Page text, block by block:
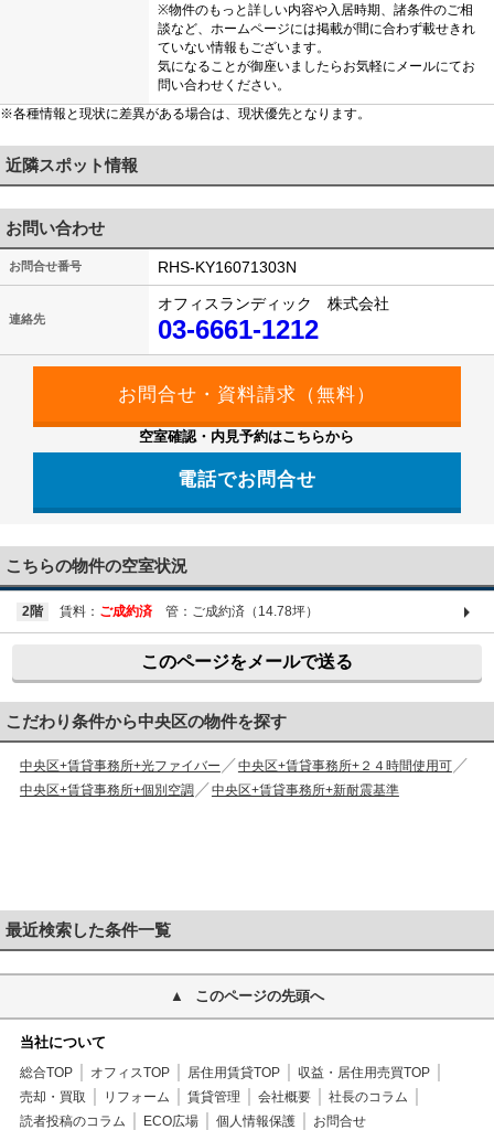
※物件のもっと詳しい内容や入居時期、諸条件のご相
談など、ホームページには掲載が間に合わず載せきれ
ていない情報もございます。
気になることが御座いましたらお気軽にメールにてお
問い合わせください。
※各種情報と現状に差異がある場合は、現状優先となります。
近隣スポット情報
お問い合わせ
お問合せ番号 RHS-KY16071303N
連絡先
オフィスランディック 株式会社
03-6661-1212
空室確認・内見予約はこちらから
電話でお問合せ
こちらの物件の空室状況
2階 賃料： ご成約済 管：ご成約済（14.78坪）
このページをメールで送る
こだわり条件から中央区の物件を探す
中央区+賃貸事務所+光ファイバー
中央区+賃貸事務所+２４時間使用可
中央区+賃貸事務所+個別空調
中央区+賃貸事務所+新耐震基準
最近検索した条件一覧
このページの先頭へ
当社について
総合TOP オフィスTOP 居住用賃貸TOP
収益・居住用売買TOP
売却・買取
リフォーム 賃貸管理 会社概要
社長のコラム
読者投稿のコラム
ECO広場 個人情報保護 お問合せ